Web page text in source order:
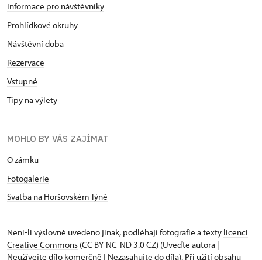
Informace pro návštěvníky
Prohlídkové okruhy
Návštěvní doba
Rezervace
Vstupné
Tipy na výlety
MOHLO BY VÁS ZAJÍMAT
O zámku
Fotogalerie
Svatba na Horšovském Týně
Není-li výslovně uvedeno jinak, podléhají fotografie a texty licenci
Creative Commons (CC BY-NC-ND 3.0 CZ) (Uveďte autora |
Neužívejte dílo komerčně | Nezasahujte do díla). Při užití obsahu